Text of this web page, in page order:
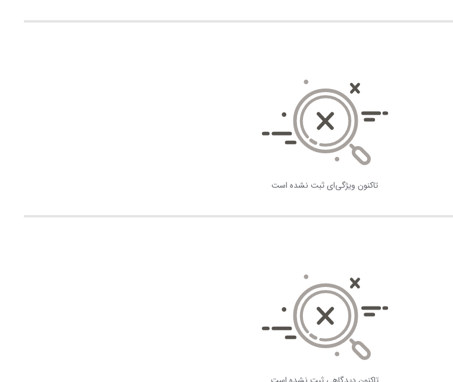
تاکنون ویژگی‌ای ثبت نشده است